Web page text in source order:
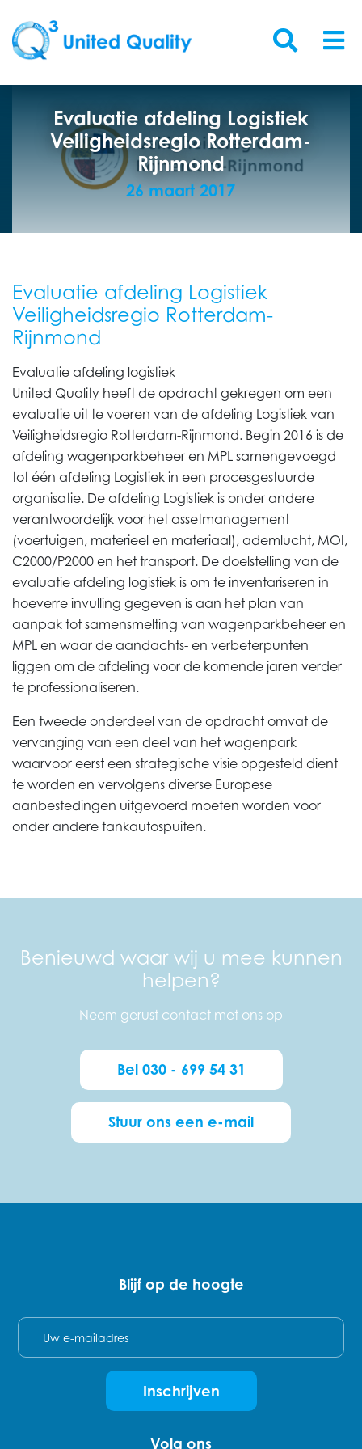
Evaluatie afdeling Logistiek
Veiligheidsregio Rotterdam-
Rijnmond
26 maart 2017
Evaluatie afdeling Logistiek
Veiligheidsregio Rotterdam-
Rijnmond
Evaluatie afdeling logistiek
United Quality heeft de opdracht gekregen om een
evaluatie uit te voeren van de afdeling Logistiek van
Veiligheidsregio Rotterdam-Rijnmond. Begin 2016 is de
afdeling wagenparkbeheer en MPL samengevoegd
tot één afdeling Logistiek in een procesgestuurde
organisatie. De afdeling Logistiek is onder andere
verantwoordelijk voor het assetmanagement
(voertuigen, materieel en materiaal), ademlucht, MOI,
C2000/P2000 en het transport. De doelstelling van de
evaluatie afdeling logistiek is om te inventariseren in
hoeverre invulling gegeven is aan het plan van
aanpak tot samensmelting van wagenparkbeheer en
MPL en waar de aandachts- en verbeterpunten
liggen om de afdeling voor de komende jaren verder
te professionaliseren.
Een tweede onderdeel van de opdracht omvat de
vervanging van een deel van het wagenpark
waarvoor eerst een strategische visie opgesteld dient
te worden en vervolgens diverse Europese
aanbestedingen uitgevoerd moeten worden voor
onder andere tankautospuiten.
Benieuwd waar wij u mee kunnen
helpen?
Neem gerust contact met ons op
Bel 030 - 699 54 31
Stuur ons een e-mail
Blijf op de hoogte
Inschrijven
Volg ons